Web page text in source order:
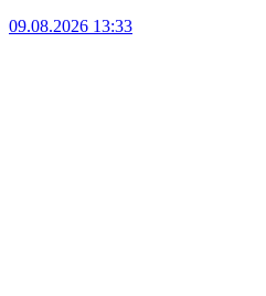
09.08.2026 13:33